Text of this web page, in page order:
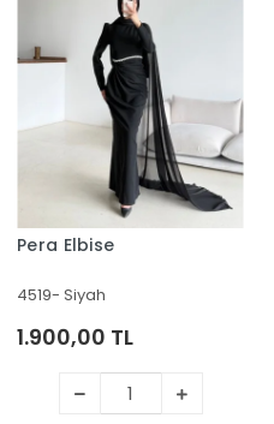
Pera Elbise
4519- Siyah
1.900,00 TL